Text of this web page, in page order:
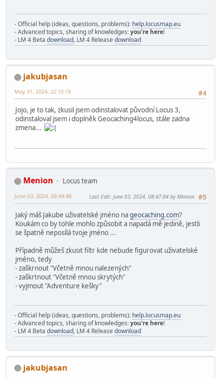
- Official help (ideas, questions, problems): help.locusmap.eu
- Advanced topics, sharing of knowledges:you're here!
- LM 4 Beta download, LM 4 Release download
jakubjasan
#4
May 31, 2024, 22:10:18
Jojo, je to tak, zkusil jsem odinstalovat původní Locus 3,
odinstaloval jsem i doplněk Geocaching4locus, stále zadna
zmena...
Menion
Locus team
#5
June 03, 2024, 08:44:48 Last Edit: June 03, 2024, 08:47:04 by Menion
Jaký máš Jakube uživatelské jméno nageocaching.com?
Koukám co by tohle mohlo způsobit a napadá mě jedině, jestli
se špatně neposílá tvoje jméno ...
Případně můžeš zkusit filtr kde nebude figurovat uživatelské
jméno, tedy
- zaškrnout "Včetně mnou nalezených"
- zaškrtnout "Včetně mnou skrytých"
- vyjmout "Adventure kešky"
- Official help (ideas, questions, problems): help.locusmap.eu
- Advanced topics, sharing of knowledges:you're here!
- LM 4 Beta download, LM 4 Release download
jakubjasan